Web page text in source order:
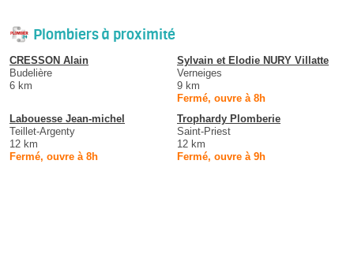
Plombiers à proximité
CRESSON Alain
Budelière
6 km
Sylvain et Elodie NURY Villatte
Verneiges
9 km
Fermé, ouvre à 8h
Labouesse Jean-michel
Teillet-Argenty
12 km
Fermé, ouvre à 8h
Trophardy Plomberie
Saint-Priest
12 km
Fermé, ouvre à 9h